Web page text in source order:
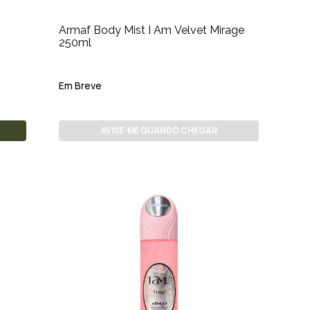
Armaf Body Mist I Am Velvet Mirage
250ml
Em Breve
AVISE-ME QUANDO CHEGAR